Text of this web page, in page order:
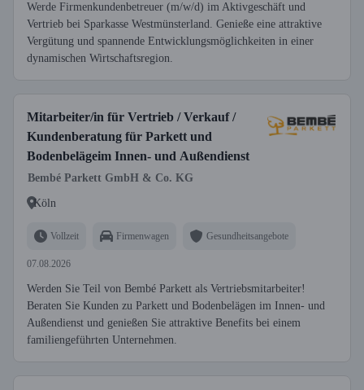
Werde Firmenkundenbetreuer (m/w/d) im Aktivgeschäft und
Vertrieb bei Sparkasse Westmünsterland. Genieße eine attraktive
Vergütung und spannende Entwicklungsmöglichkeiten in einer
dynamischen Wirtschaftsregion.
Mitarbeiter/in für Vertrieb / Verkauf /
Kundenberatung für Parkett und
Bodenbelägeim Innen- und Außendienst
Bembé Parkett GmbH & Co. KG
Köln
Vollzeit Firmenwagen Gesundheitsangebote
07.08.2026
Werden Sie Teil von Bembé Parkett als Vertriebsmitarbeiter!
Beraten Sie Kunden zu Parkett und Bodenbelägen im Innen- und
Außendienst und genießen Sie attraktive Benefits bei einem
familiengeführten Unternehmen.